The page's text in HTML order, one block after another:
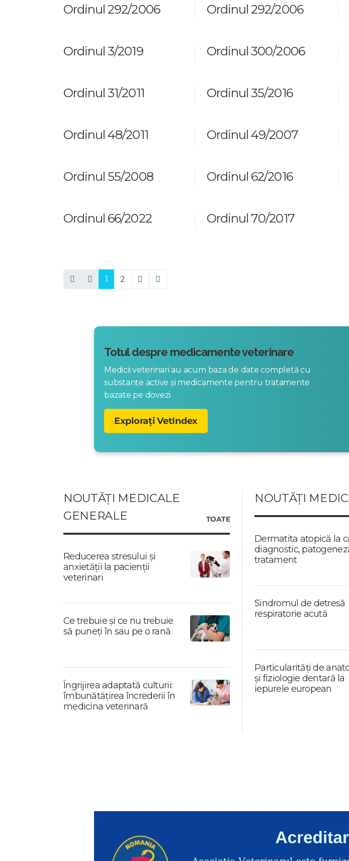
Ordinul 292/2006 Ordinul 292/2006
Ordinul 3/2019 Ordinul 300/2006
Ordinul 31/2011 Ordinul 35/2016
Ordinul 48/2011 Ordinul 49/2007
Ordinul 55/2008 Ordinul 62/2016
Ordinul 66/2022 Ordinul 70/2017
1 2
Totul despre medicamente veterinare
Medicii veterinari au acum baza de date completă cu
substanțe active și medicamente pentru tratamente
bazate pe dovezi.
Explorați VetIndex
NOUTĂȚI MEDICALE
GENERALE
TOATE
Reducerea stresului și
anxietății la pacienții
veterinari
Ce trebuie și ce nu trebuie
să puneți în sau pe o rană
Îngrijirea adaptată culturii:
îmbunătățirea încrederii în
medicina veterinară
NOUTĂȚI
Dermatita atopică la
diagnostic,
tratament
Sindromul de detresă
respiratorie acută
Particularități de
și fiziologie dentară la
iepurele european